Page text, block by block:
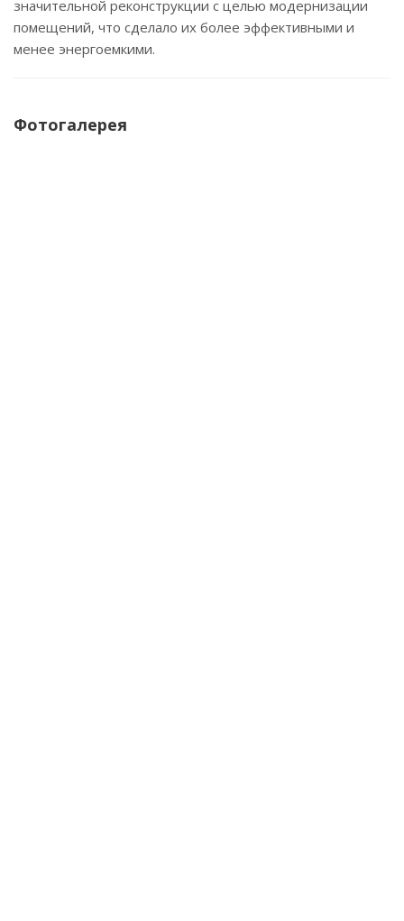
значительной реконструкции с целью модернизации
помещений, что сделало их более эффективными и
менее энергоемкими.
Фотогалерея